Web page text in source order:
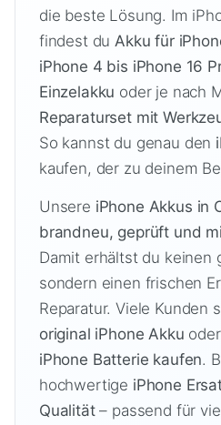
die beste Lösung. Im
findest du Akku für
iPhone 4 bis iPhone 16
Einzelakku oder je nach
Reparaturset mit
So kannst du genau den
kaufen, der zu deinem
Unsere iPhone Akkus in
brandneu, geprüft und
Damit erhältst du keinen
sondern einen frischen
Reparatur. Viele Kunden
original iPhone Akku
iPhone Batterie kaufen.
hochwertige iPhone
Qualität– passend für